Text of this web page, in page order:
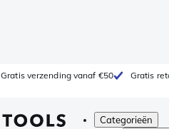
Gratis verzending vanaf €50 Gratis
Categorieën